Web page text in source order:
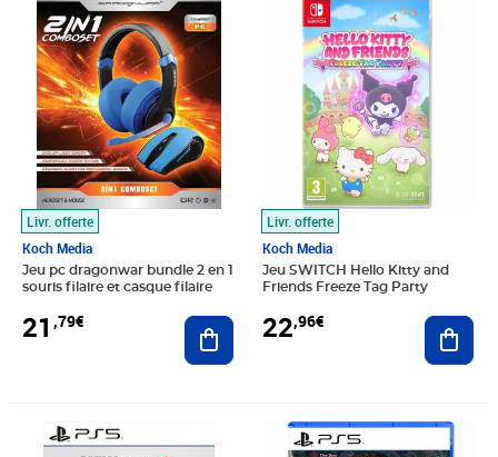
Livr. offerte
Koch Media
Jeu pc dragonwar bundle 2 en 1
souris filaire et casque filaire
21 ,79€
Prix 21,79€
Ajouter au panier
Livr. offerte
Koch Media
Jeu SWITCH Hello Kitty and
Friends Freeze Tag Party
22,96€
Prix 22,96€
Prix 23,15€ Prix barré 39,99€
Prix 25,72€